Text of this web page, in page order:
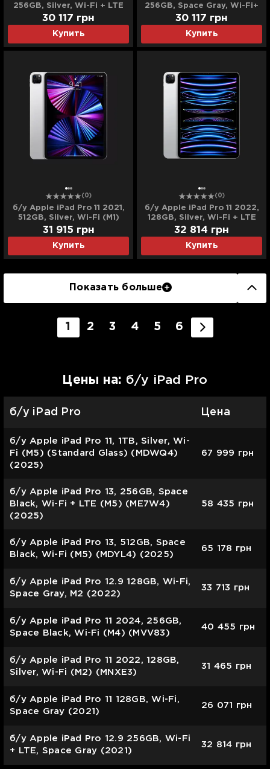
256GB, Silver, Wi-Fi + LTE
(M1) (MHW83/MHW3)
Купить
30 117 грн
256GB, Space Gray, Wi-Fi+
LTE (M1) (MHW73)
Купить
30 117 грн
(0)
б/у Apple iPad Pro 11 2021,
512GB, Silver, Wi-Fi (M1)
(MHQX3)
Купить
31 915 грн
(0)
б/у Apple iPad Pro 11 2022,
128GB, Silver, Wi-Fi + LTE
(M2) (MP563/MNYD3)
Купить
32 814 грн
Показать больше
1 2 3 4 5 6
Цены на: б/у iPad Pro
б/у iPad Pro Цена
б/у Apple iPad Pro 11, 1TB, Silver, Wi-
Fi (M5) (Standard Glass) (MDWQ4)
(2025)
67 999 грн
б/у Apple iPad Pro 13, 256GB, Space
Black, Wi-Fi + LTE (M5) (ME7W4)
(2025)
58 435 грн
б/у Apple iPad Pro 13, 512GB, Space
Black, Wi-Fi (M5) (MDYL4) (2025)
65 178 грн
б/у Apple iPad Pro 12.9 128GB, Wi-Fi,
Space Gray, M2 (2022)
33 713 грн
б/у Apple iPad Pro 11 2024, 256GB,
Space Black, Wi-Fi (M4) (MVV83)
40 455 грн
б/у Apple iPad Pro 11 2022, 128GB,
Silver, Wi-Fi (M2) (MNXE3)
31 465 грн
б/у Apple iPad Pro 11 128GB, Wi-Fi,
Space Gray (2021)
26 071 грн
б/у Apple iPad Pro 12.9 256GB, Wi-Fi
+ LTE, Space Gray (2021)
32 814 грн